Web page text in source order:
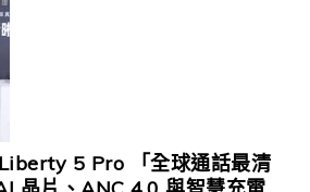
5 Pro 「全球通話最清